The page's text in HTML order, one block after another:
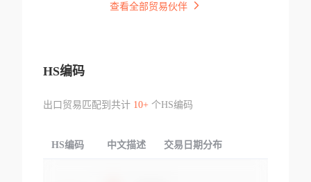
查看全部贸易伙伴
HS编码
出口贸易匹配到共计 10+个HS编码
HS编码 中文描述 交易日期分布